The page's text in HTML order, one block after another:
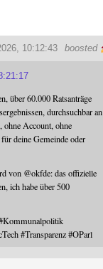
boosted
10:12:43
über 60.000 Ratsanträge
durchsuchbar an
ohne Account, ohne
deine Gemeinde oder
von @okfde: das offizielle
ich habe über 500
Kommunalpolitik
#Transparenz #OParl